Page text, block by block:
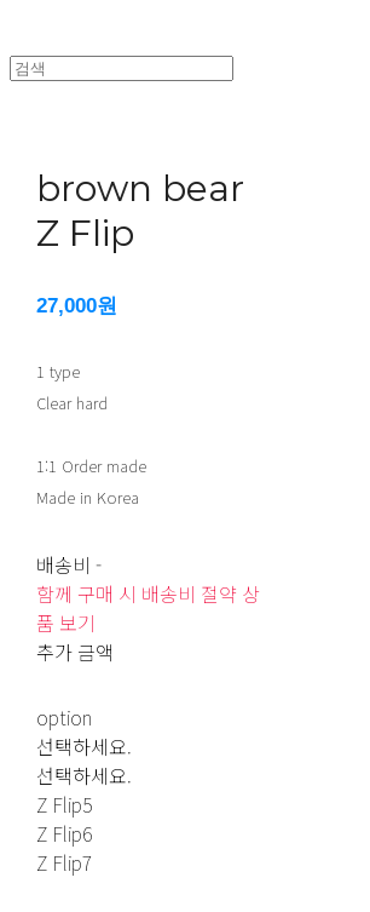
brown bear
Z Flip
27,000원
1 type
Clear hard
1:1 Order made
Made in Korea
배송비 -
함께 구매 시 배송비 절약 상
품 보기
추가 금액
option
선택하세요.
선택하세요.
Z Flip5
Z Flip6
Z Flip7